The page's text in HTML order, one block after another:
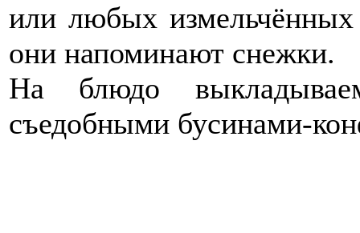
или любых
они напоминают снежки.
На блюдо
съедобными бусинами-